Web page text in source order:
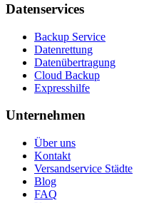
Datenservices
Backup Service
Datenrettung
Datenübertragung
Cloud Backup
Expresshilfe
Unternehmen
Über uns
Kontakt
Versandservice Städte
Blog
FAQ